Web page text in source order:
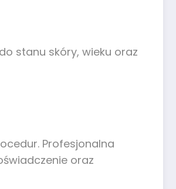
stanu skóry, wieku oraz
Profesjonalna
oraz